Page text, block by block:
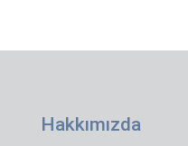
Hakkımızda